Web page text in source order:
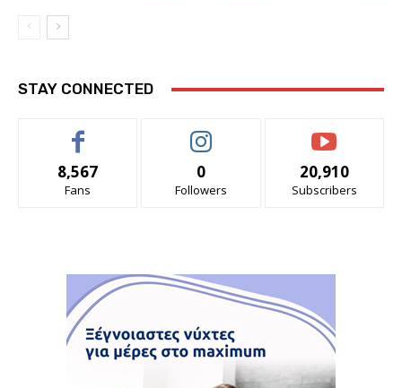
STAY CONNECTED
8,567
Fans
0
Followers
20,910
Subscribers